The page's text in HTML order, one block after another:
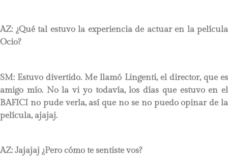
AZ: ¿Qué tal estuvo la experiencia de actuar en la película
Ocio?
SM: Estuvo divertido. Me llamó Lingenti, el director, que es
amigo mío. No la vi yo todavía, los días que estuvo en el
BAFICI no pude verla, así que no se no puedo opinar de la
película, ajajaj.
AZ: Jajajaj ¿Pero cómo te sentiste vos?